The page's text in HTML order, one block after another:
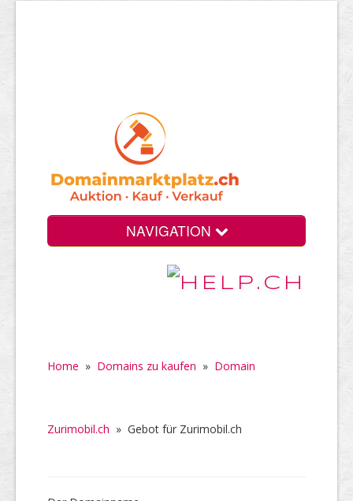
NAVIGATION
Home » Domains zu kaufen » Domain
Zurimobil.ch » Gebot für Zurimobil.ch